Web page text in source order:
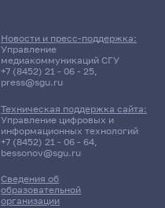
Сведения об
образовательной
организации
Новости и пресс-поддержка:
Управление
медиакоммуникаций СГУ
+7 (8452) 21 - 06 - 25,
press@sgu.ru
Техническая поддержка сайта:
Управление цифровых и
информационных технологий
+7 (8452) 21 - 06 - 64,
bessonov@sgu.ru